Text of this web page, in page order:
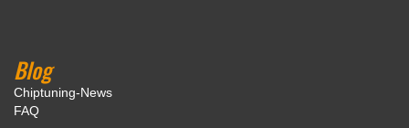
Blog
Chiptuning-News
FAQ